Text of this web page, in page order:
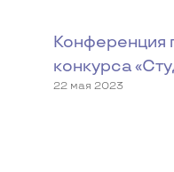
Конференция
конкурса
22 мая 2023